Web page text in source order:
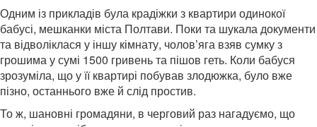
Одним із прикладів була крадіжки з квартири одинокої
бабусі, мешканки міста Полтави. Поки та шукала документи
та відволіклася у іншу кімнату, чолов’яга взяв сумку з
грошима у сумі 1500 гривень та пішов геть. Коли бабуся
зрозуміла, що у її квартирі побував злодюжка, було вже
пізно, останнього вже й слід простив.
То ж, шановні громадяни, в черговий раз нагадуємо, що